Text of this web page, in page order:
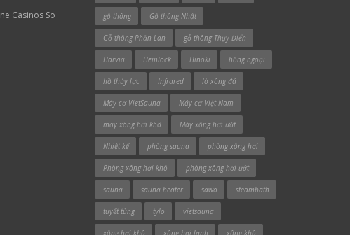
Casinos So
gỗ thông Gỗ thông Nhật
Gỗ thông Phần Lan gỗ thông Thụy Điển
Harvia Hemlock Hinoki hồng ngoại
hồ thủy lực Infrared lò xông đá
Máy cơ VietSauna Máy cơ Việt Nam
máy xông hơi khô Máy xông hơi ướt
Nhiệt kế phòng sauna phòng xông hơi
Phòng xông hơi khô phòng xông hơi ướt
sauna sauna heater sawo steambath
tuyết tùng tylo vietsauna
xông hơi khô xông hơi lạnh xông khô